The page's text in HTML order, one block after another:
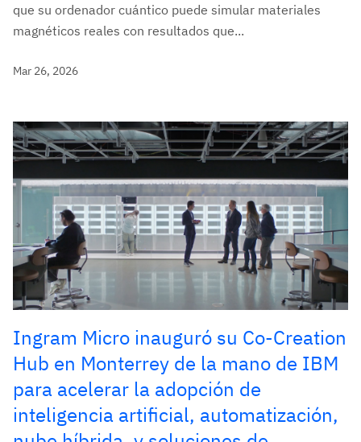
que su ordenador cuántico puede simular materiales
magnéticos reales con resultados que...
Mar 26, 2026
Ingram Micro inauguró su Co-Creation
Hub en Monterrey de la mano de IBM
para acelerar la adopción de
inteligencia artificial, automatización,